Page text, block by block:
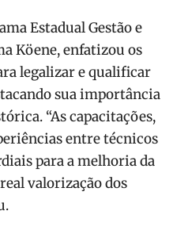
Estadual Gestão e
Köene, enfatizou os
legalizar e qualificar
sua importância
“As capacitações,
entre técnicos
para a melhoria da
valorização dos